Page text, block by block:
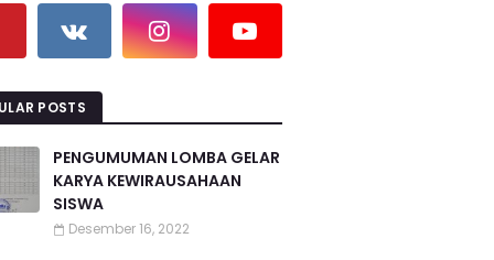
POSTS
PENGUMUMAN LOMBA GELAR
KARYA KEWIRAUSAHAAN
SISWA
Desember 16, 2022